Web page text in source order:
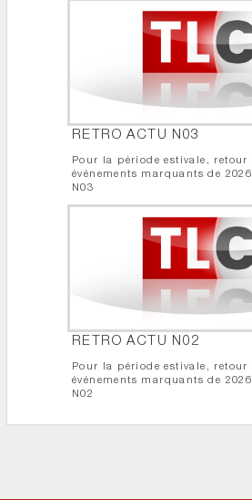
RETRO ACTU N03
Pour la période estivale, retour
événements marquants de
N03
RETRO ACTU N02
Pour la période estivale, retour
événements marquants de
N02